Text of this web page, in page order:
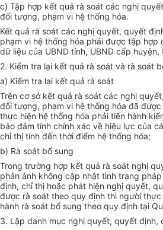
c) Tập hợp kết quả rà soát các nghị
đối tượng, phạm vi hệ thống hóa.
Kết quả rà soát các nghị quyết, quyết
phạm vi hệ thống hóa phải được tập hợp
dữ liệu của UBND tỉnh, UBND cấp
2. Kiểm tra lại kết quả rà soát và rà soát
a) Kiểm tra lại kết quả rà soát
Trên cơ sở kết quả rà soát các nghị
đối tượng, phạm vi hệ thống hóa đã
thực hiện hệ thống hóa phải tiến hành
bảo đảm tính chính xác về hiệu lực của
chỉ thị tính đến thời điểm hệ thống hóa;
b) Rà soát bổ sung
Trong trường hợp kết quả rà soát nghị
phản ánh không cập nhật tình trạng
định, chỉ thị hoặc phát hiện nghị quyết,
được rà soát theo quy định thì người thực
hành rà soát bổ sung theo quy định tại
3. Lập danh mục nghị quyết, quyết định,